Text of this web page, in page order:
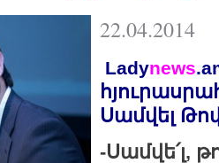
22.04.2014
Ladynews
Սամվել
-Սամվե՛լ,